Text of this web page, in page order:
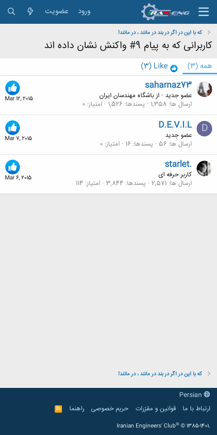
ورود عضویت
که با این در اگر در بند در مانند ، در مانند!
کاربرانی که به پیام 9# واکنش نشان داده اند
همه (3)
Like
(3)
Mar 12, 2015
saharnaz73
عضو جدید · ازباشگاه مهندسان ایران
ارسال ها 1,358 پسندها 1,526 امتیاز 0
D
Mar 7, 2015
D.E.V.I.L
عضو جدید
ارسال ها 56 پسندها 16 امتیاز 0
Mar 6, 2015
starlet.
کاربر حرفه ای
ارسال ها 2,571 پسندها 3,844 امتیاز 114
که با این در اگر در بند در مانند ، در مانند!
ارتباط با ما
قوانین و مقرّرات حریم خصوصی راهنما
R
S
Iranian Engineers' Club® © 1385-1401.